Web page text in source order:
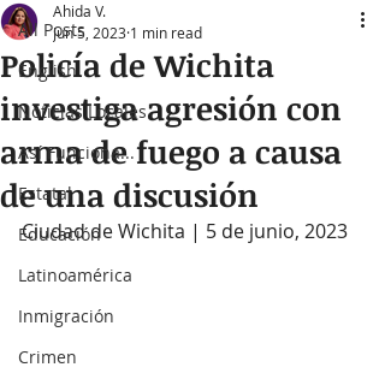
All Posts
English
Noticias Locales
Así Funciona...
Estatal
Educación
Latinoamérica
Inmigración
Crimen
Policía de Wichita
investiga agresión con
arma de fuego a causa
de una discusión
Ahida V.
Jun 5, 2023 1 min read
Ciudad de Wichita | 5 de junio, 2023